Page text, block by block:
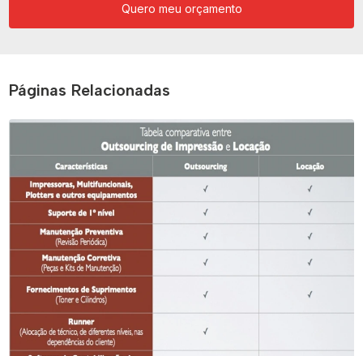
Quero meu orçamento
Páginas Relacionadas